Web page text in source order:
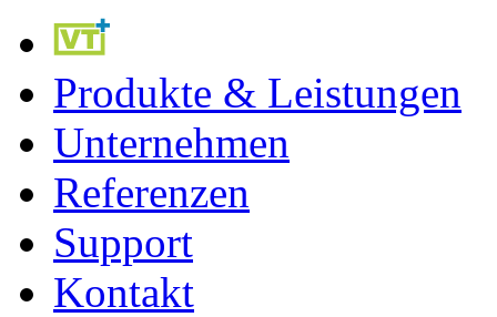
Produkte & Leistungen
Unternehmen
Referenzen
Support
Kontakt